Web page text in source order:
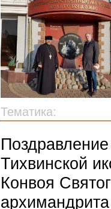
Тематика:
Тихвинской
Конвоя